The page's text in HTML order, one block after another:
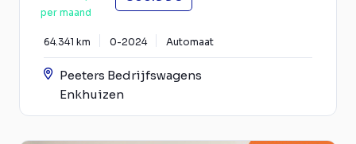
per maand
64.341 km 0-2024 Automaat
Peeters Bedrijfswagens
Enkhuizen